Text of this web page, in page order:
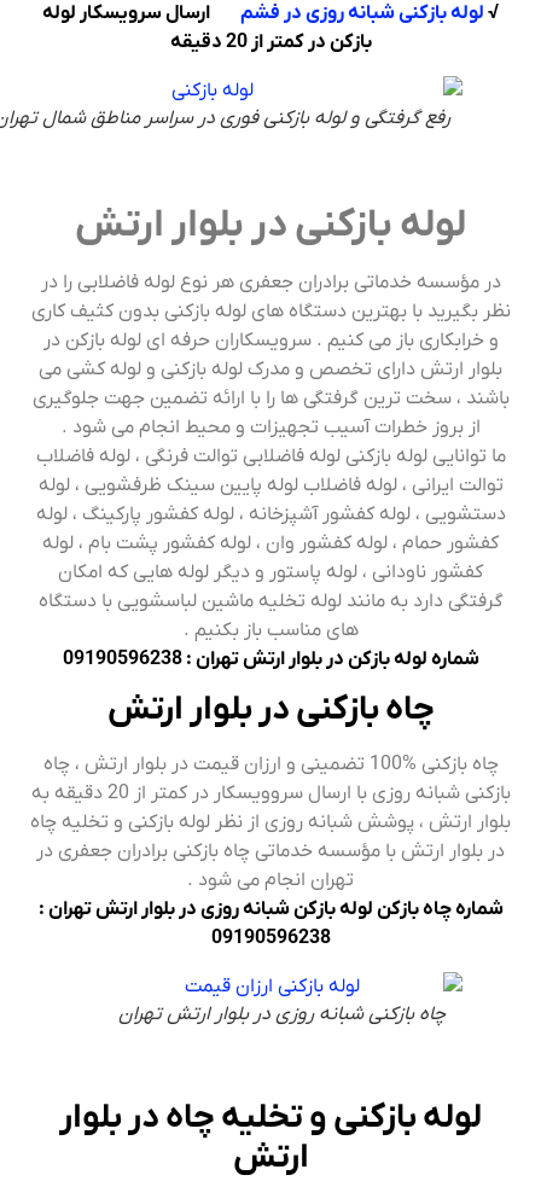
لوله بازکنی شبانه روزی در فشمارسال سرویسکار لوله
بازکن در کمتر از 20 دقیقه
رفع گرفتگی و لوله بازکنی فوری در سراسر مناطق شمال تهران
لوله بازکنی در بلوار ارتش
در مؤسسه خدماتی برادران جعفری هر نوع لوله فاضلابی را در
نظر بگیرید با بهترین دستگاه های لوله بازکنی بدون کثیف کاری
و خرابکاری باز می کنیم . سرویسکاران حرفه ای لوله بازکن در
بلوار ارتش دارای تخصص و مدرک لوله بازکنی و لوله کشی می
باشند ، سخت ترین گرفتگی ها را با ارائه تضمین جهت جلوگیری
از بروز خطرات آسیب تجهیزات و محیط انجام می شود .
ما توانایی لوله بازکنی لوله فاضلابی توالت فرنگی ، لوله فاضلاب
توالت ایرانی ، لوله فاضلاب لوله پایین سینک ظرفشویی ، لوله
دستشویی ، لوله کفشور آشپزخانه ، لوله کفشور پارکینگ ، لوله
کفشور حمام ، لوله کفشور وان ، لوله کفشور پشت بام ، لوله
کفشور ناودانی ، لوله پاستور و دیگر لوله هایی که امکان
گرفتگی دارد به مانند لوله تخلیه ماشین لباسشویی با دستگاه
های مناسب باز بکنیم .
شماره لوله بازکن در بلوار ارتش تهران : 09190596238
چاه بازکنی در بلوار ارتش
چاه بازکنی %100 تضمینی و ارزان قیمت در بلوار ارتش ، چاه
بازکنی شبانه روزی با ارسال سروویسکار در کمتر از 20 دقیقه به
بلوار ارتش ، پوشش شبانه روزی از نظر لوله بازکنی و تخلیه چاه
در بلوار ارتش با مؤسسه خدماتی چاه بازکنی برادران جعفری در
تهران انجام می شود .
شماره چاه بازکن لوله بازکن شبانه روزی در بلوار ارتش تهران :
09190596238
چاه بازکنی شبانه روزی در بلوار ارتش تهران
لوله بازکنی و تخلیه چاه در بلوار
ارتش